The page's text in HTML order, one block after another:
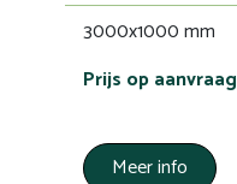
3000x1000 mm
Prijs op aanvraag
Meer info